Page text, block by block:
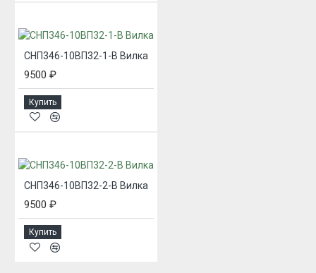
СНП346-10ВП32-1-В Вилка
9500 ₽
Купить
СНП346-10ВП32-2-В Вилка
9500 ₽
Купить